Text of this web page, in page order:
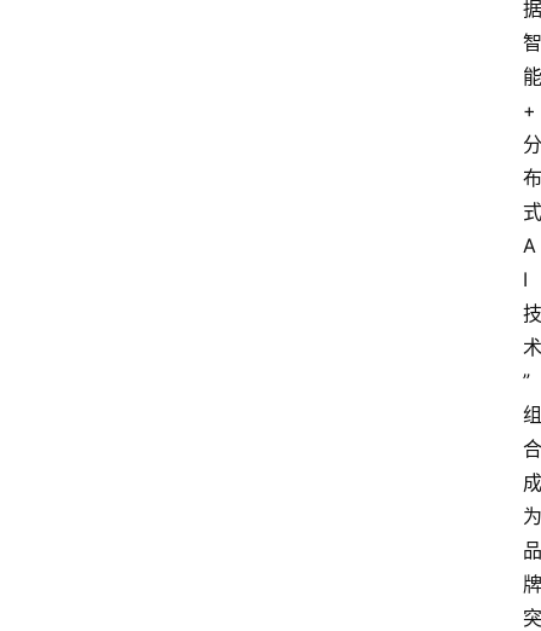
据
智
能
+
分
布
式
A
I
技
术
”
组
合
成
为
品
牌
突